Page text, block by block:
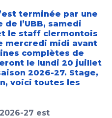
terminée par une
l’UBB, samedi
le staff clermontois
mercredi midi avant
complètes de
le lundi 20 juillet
2026-27. Stage,
voici toutes les
27 est